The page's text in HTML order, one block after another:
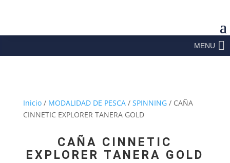
MENU
Inicio/ MODALIDAD DE PESCA/ SPINNING/ CAÑA
CINNETIC EXPLORER TANERA GOLD
CAÑA CINNETIC
EXPLORER TANERA GOLD